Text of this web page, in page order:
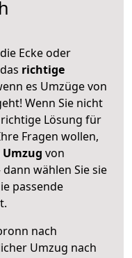
Ecke oder
richtige
es Umzüge von
Wenn Sie nicht
Lösung für
Fragen wollen,
von
wählen Sie sie
passende
nach
Umzug nach